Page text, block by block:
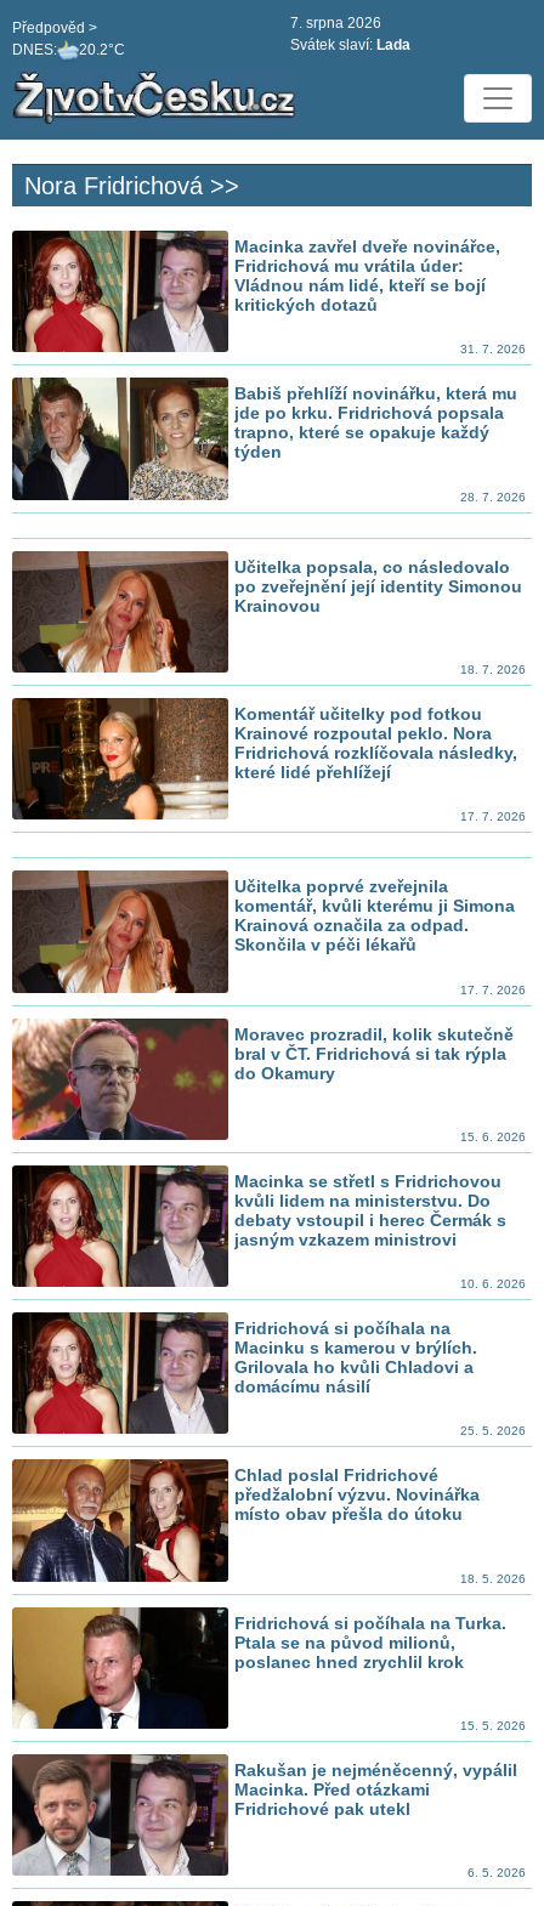
DNES: 20.2°C
Předpověd >
7. srpna 2026
Svátek slaví: Lada
Nora Fridrichová >>
Macinka zavřel dveře novinářce,
Fridrichová mu vrátila úder:
Vládnou nám lidé, kteří se bojí
kritických dotazů
31. 7. 2026
Babiš přehlíží novinářku, která mu
jde po krku. Fridrichová popsala
trapno, které se opakuje každý
týden
28. 7. 2026
Učitelka popsala, co následovalo
po zveřejnění její identity Simonou
Krainovou
18. 7. 2026
Komentář učitelky pod fotkou
Krainové rozpoutal peklo. Nora
Fridrichová rozklíčovala následky,
které lidé přehlížejí
17. 7. 2026
Učitelka poprvé zveřejnila
komentář, kvůli kterému ji Simona
Krainová označila za odpad.
Skončila v péči lékařů
17. 7. 2026
Moravec prozradil, kolik skutečně
bral v ČT. Fridrichová si tak rýpla
do Okamury
15. 6. 2026
Macinka se střetl s Fridrichovou
kvůli lidem na ministerstvu. Do
debaty vstoupil i herec Čermák s
jasným vzkazem ministrovi
10. 6. 2026
Fridrichová si počíhala na
Macinku s kamerou v brýlích.
Grilovala ho kvůli Chladovi a
domácímu násilí
25. 5. 2026
Chlad poslal Fridrichové
předžalobní výzvu. Novinářka
místo obav přešla do útoku
18. 5. 2026
Fridrichová si počíhala na Turka.
Ptala se na původ milionů,
poslanec hned zrychlil krok
15. 5. 2026
Rakušan je nejméněcenný, vypálil
Macinka. Před otázkami
Fridrichové pak utekl
6. 5. 2026